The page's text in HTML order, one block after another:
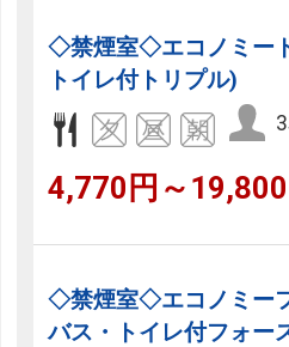
◇禁煙室◇エコノミー
トイレ付トリプル)
4,770円～19,800
◇禁煙室◇エコノミー
バス・トイレ付フォー